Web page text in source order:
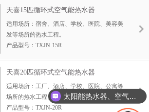
产水量：810L/h
适用人数：250-500人
优势：断电记忆功能，无需专人管理
天喜15匹循环式空气能热水器
适用场所：宿舍、酒店、学校、医院、美容美
发等场所的热水工程。
产品型号：TXJN-15R
产水量：1190L/h
适用人数：550-650人
优势：断电记忆功能，无需专人管理
天喜20匹循环式空气能热水器
适用场所：工厂、酒店、学校、医院、公寓等
场所的热水工程。
产品型号：TXJN-20R
太阳能热水器、空气能热水器源头厂家直销